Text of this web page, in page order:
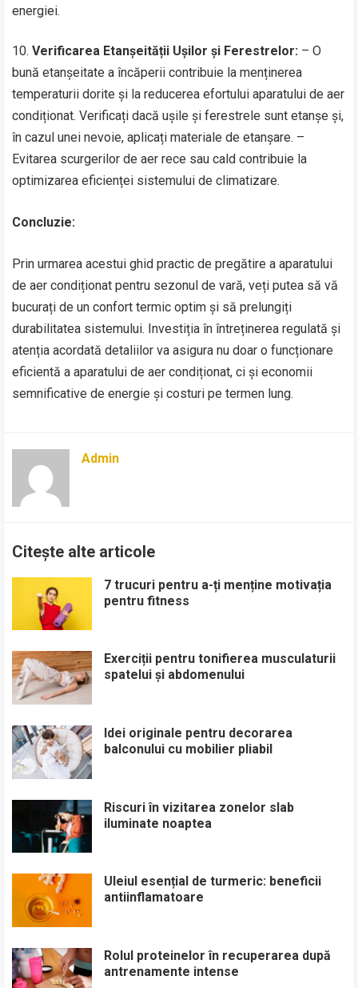
energiei.
10.Verificarea Etanșeității Ușilor și Ferestrelor: – O
bună etanșeitate a încăperii contribuie la menținerea
temperaturii dorite și la reducerea efortului aparatului de aer
condiționat. Verificați dacă ușile și ferestrele sunt etanșe și,
în cazul unei nevoie, aplicați materiale de etanșare. –
Evitarea scurgerilor de aer rece sau cald contribuie la
optimizarea eficienței sistemului de climatizare.
Concluzie:
Prin urmarea acestui ghid practic de pregătire a aparatului
de aer condiționat pentru sezonul de vară, veți putea să vă
bucurați de un confort termic optim și să prelungiți
durabilitatea sistemului. Investiția în întreținerea regulată și
atenția acordată detaliilor va asigura nu doar o funcționare
eficientă a aparatului de aer condiționat, ci și economii
semnificative de energie și costuri pe termen lung.
Admin
Citește alte articole
7 trucuri pentru a-ți menține motivația
pentru fitness
Exerciții pentru tonifierea musculaturii
spatelui și abdomenului
Idei originale pentru decorarea
balconului cu mobilier pliabil
Riscuri în vizitarea zonelor slab
iluminate noaptea
Uleiul esențial de turmeric: beneficii
antiinflamatoare
Rolul proteinelor în recuperarea după
antrenamente intense